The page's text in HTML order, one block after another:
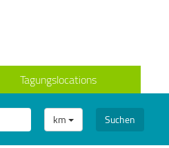
Tagungslocations
km Suchen